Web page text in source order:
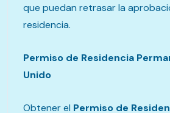
que puedan retrasar la
residencia.
Permiso de Residencia
Unido
Obtener el Permiso de